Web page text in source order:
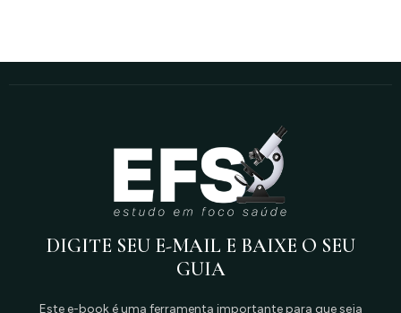
DIGITE SEU E-MAIL E BAIXE O SEU
GUIA
Este e-book é uma ferramenta importante para que seja